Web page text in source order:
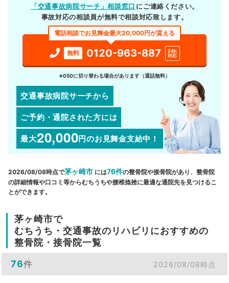
「交通事故病院サーチ」相談窓口 にご連絡ください。
事故対応の相談員が無料で相談対応致します。
電話相談でお見舞金最大20,000円が貰える
無料 0120-963-887
24h
対応
※050に切り替わる場合があります（通話無料）
交通事故病院サーチから
ご予約・通院された方には
最大20,000円のお見舞金支給中！
2026/08/08時点で茅ヶ崎市 には76件の整骨院や接骨院があり、整骨院
の詳細情報や口コミ等からむちうちや腰椎捻挫に最適な通院先を見つけるこ
とができます。
茅ヶ崎市で
むちうち・交通事故のリハビリにおすすめの
整骨院・接骨院一覧
76件 2026/08/08時点